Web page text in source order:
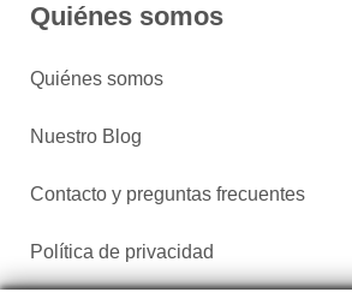
Quiénes somos
Quiénes somos
Nuestro Blog
Contacto y preguntas frecuentes
Política de privacidad